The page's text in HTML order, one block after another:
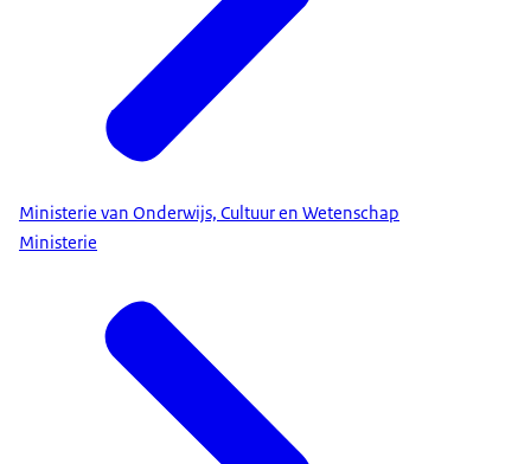
Ministerie van Onderwijs, Cultuur en Wetenschap
Ministerie